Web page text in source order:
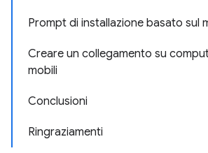
Prompt di installazione basato sul
Creare un collegamento su
mobili
Conclusioni
Ringraziamenti